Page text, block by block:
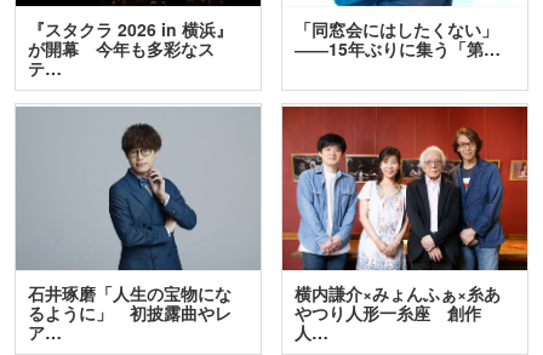
『スタクラ 2026 in 横浜』
が開幕 今年も多彩なス
テ…
「同窓会にはしたくない」
――15年ぶりに集う「第…
石井琢磨「人生の宝物にな
るように」 初披露曲やレ
ア…
横内謙介×みょんふぁ×糸あ
やつり人形一糸座 創作
人…